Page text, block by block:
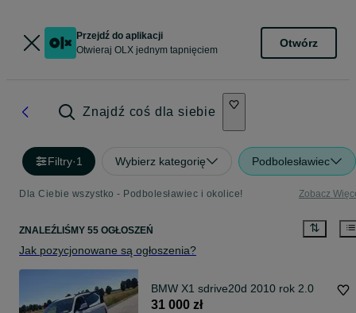
Przejdź do aplikacji
Otwieraj OLX jednym tapnięciem
Otwórz
Znajdź coś dla siebie
Filtry·1 Wybierz kategorię Podbolesławiec
Dla Ciebie wszystko - Podbolesławiec i okolice! Zobacz
ZNALEŹLIŚMY 55 OGŁOSZEŃ
Jak pozycjonowane są ogłoszenia?
BMW X1 sdrive20d 2010 rok 2.0
31 000 zł